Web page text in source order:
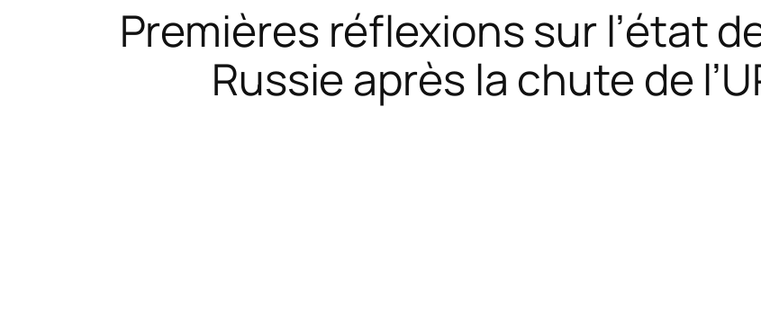
Premières réflexions sur l’état
Russie après la chute de